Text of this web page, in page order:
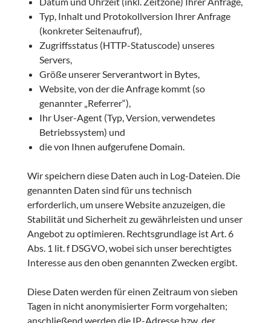
Typ, Inhalt und Protokollversion Ihrer Anfrage
(konkreter Seitenaufruf),
Zugriffsstatus (HTTP-Statuscode) unseres
Servers,
Größe unserer Serverantwort in Bytes,
Website, von der die Anfrage kommt (so
genannter „Referrer“),
Ihr User-Agent (Typ, Version, verwendetes
Betriebssystem) und
die von Ihnen aufgerufene Domain.
Wir speichern diese Daten auch in Log-Dateien. Die
genannten Daten sind für uns technisch
erforderlich, um unsere Website anzuzeigen, die
Stabilität und Sicherheit zu gewährleisten und unser
Angebot zu optimieren. Rechtsgrundlage ist Art. 6
Abs. 1 lit. f DSGVO, wobei sich unser berechtigtes
Interesse aus den oben genannten Zwecken ergibt.
Diese Daten werden für einen Zeitraum von sieben
Tagen in nicht anonymisierter Form vorgehalten;
anschließend werden die IP-Adresse bzw. der